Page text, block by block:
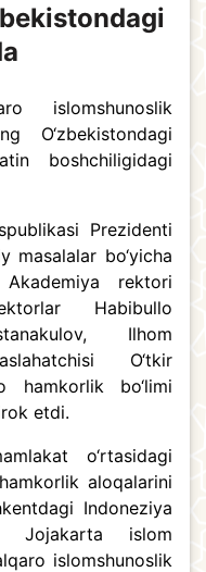
islomshunoslik
O‘zbekistondagi
boshchiligidagi
Prezidenti
masalalar bo‘yicha
Akademiya rektori
Habibullo
Ilhom
O‘tkir
hamkorlik bo‘limi
etdi.
o‘rtasidagi
aloqalarini
Indoneziya
Jojakarta islom
islomshunoslik